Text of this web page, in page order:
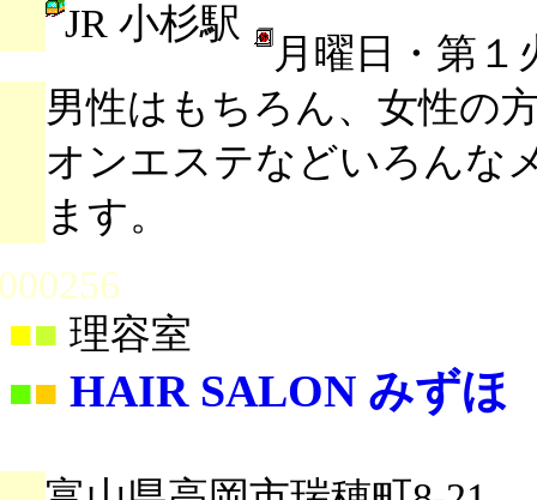
JR 小杉駅
月曜日・第１
男性はもちろん、女性の
オンエステなどいろんな
ます。
■ 理容室
■■ HAIR SALON みずほ